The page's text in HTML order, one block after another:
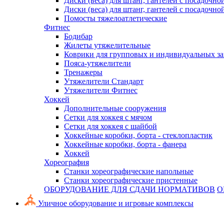
Диски (веса) для штанг, гантелей с
Помосты тяжелоатлетические
Фитнес
Бодибар
Жилеты утяжелительные
Коврики для групповых и индивидуальных
Пояса-утяжелители
Тренажеры
Утяжелители Стандарт
Утяжелители Фитнес
Хоккей
Дополнительные сооружения
Сетки для хоккея с мячом
Сетки для хоккея с шайбой
Хоккейные коробки, борта - стеклопластик
Хоккейные коробки, борта - фанера
Хоккей
Хореография
Станки хореографические напольные
Станки хореографические пристенные
ОБОРУДОВАНИЕ ДЛЯ СДАЧИ НОРМАТИВОВ
Уличное оборудование и игровые комплексы